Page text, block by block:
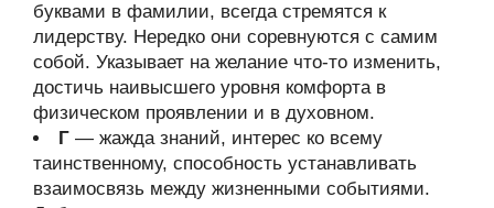
буквами в фамилии, всегда стремятся к
лидерству. Нередко они соревнуются с самим
собой. Указывает на желание что-то изменить,
достичь наивысшего уровня комфорта в
физическом проявлении и в духовном.
Г — жажда знаний, интерес ко всему
таинственному, способность устанавливать
взаимосвязь между жизненными событиями.